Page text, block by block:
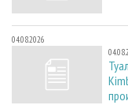
04.08.2026